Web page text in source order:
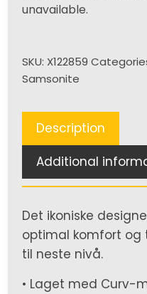
unavailable.
SKU: X122859
Samsonite
Description
Additional
Det ikoniske
optimal komfort og
til neste nivå.
• Laget med Curv-